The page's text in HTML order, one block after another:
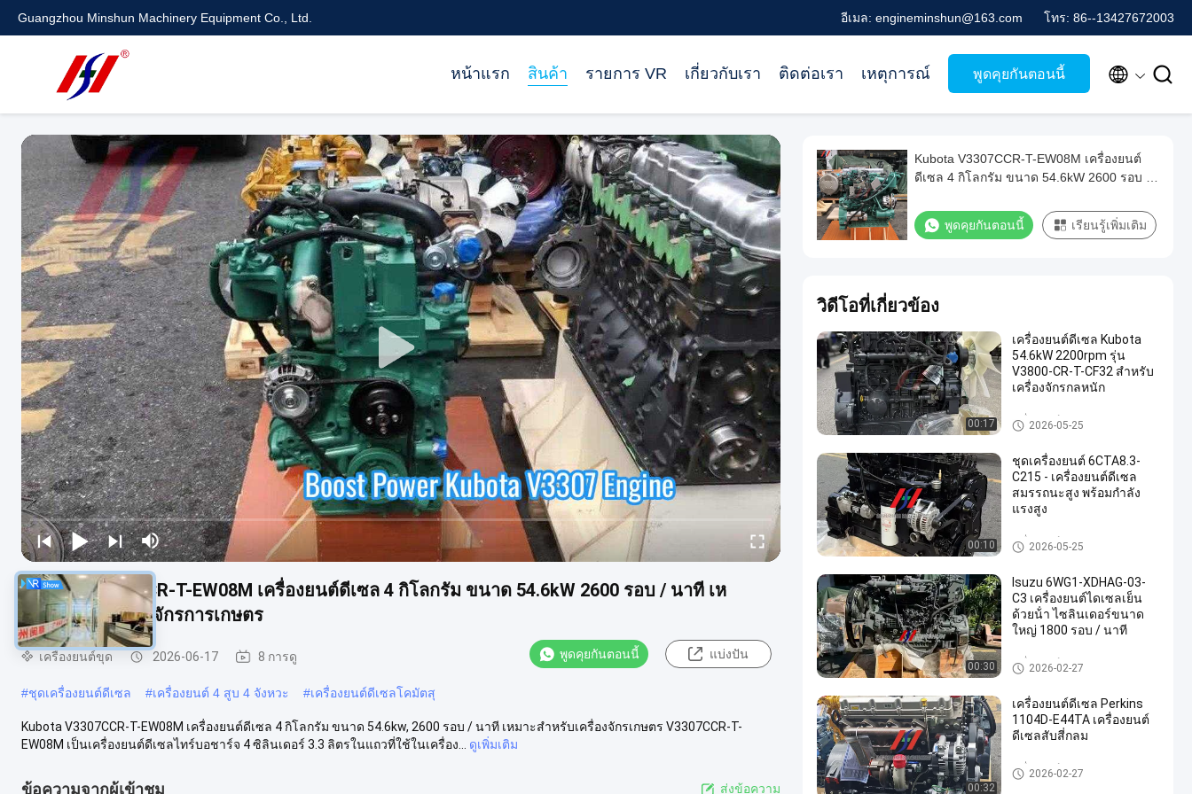
Guangzhou Minshun Machinery Equipment Co., Ltd. อีเมล: engineminshun@163.com โทร: 86--13427672003
หน้าแรก สินค้า รายการ VR เกี่ยวกับเรา ติดต่อเรา เหตุการณ์ พูดคุยกันตอนนี้  
Kubota V3307CCR-T-EW08M เครื่องยนต์ดีเซล 4 กิโลกรัม ขนาด 54.6kW 2600 รอบ / นาที เห
มาะสําหรับเครื่องจักรการเกษตร
เครื่องยนต์ขุด 2026-06-17 8 การดู พูดคุยกันตอนนี้ แบ่งปัน
#ชุดเครื่องยนต์ดีเซล #เครื่องยนต์ 4 สูบ 4 จังหวะ #เครื่องยนต์ดีเซลโคมัตสุ
Kubota V3307CCR-T-EW08M เครื่องยนต์ดีเซล 4 กิโลกรัม ขนาด 54.6kw, 2600 รอบ / นาที เหมาะสําหรับเครื่องจักรเกษตร V3307CCR-T-
EW08M เป็นเครื่องยนต์ดีเซลไทร์บอชาร์จ 4 ซิลินเดอร์ 3.3 ลิตรในแถวที่ใช้ในเครื่อง...
ดูเพิ่มเติม
ข้อความจากผู้เข้าชม ส่งข้อความ
Kubota V3307CCR-T-EW08M เครื่องยนต์
ดีเซล 4 กิโลกรัม ขนาด 54.6kW 2600 รอบ /
พูดคุยกันตอนนี้ เรียนรู้เพิ่มเติม
วิดีโอที่เกี่ยวข้อง
00:17
เครื่องยนต์ดีเซล Kubota
54.6kW 2200rpm รุ่น
V3800-CR-T-CF32 สำหรับ
เครื่องจักรกลหนัก
เครื่องยนต์ขุด
2026-05-25
00:10
ชุดเครื่องยนต์ 6CTA8.3-
C215 - เครื่องยนต์ดีเซล
สมรรถนะสูง พร้อมกำลัง
แรงสูง
เครื่องยนต์ขุด
2026-05-25
00:30
Isuzu 6WG1-XDHAG-03-
C3 เครื่องยนต์ไดเซลเย็น
ด้วยน้ํา ไซลินเดอร์ขนาด
ใหญ่ 1800 รอบ / นาที
เครื่องยนต์ขุด
2026-02-27
00:32
เครื่องยนต์ดีเซล Perkins
1104D-E44TA เครื่องยนต์
ดีเซลสับสี่กลม
เครื่องยนต์ขุด
2026-02-27